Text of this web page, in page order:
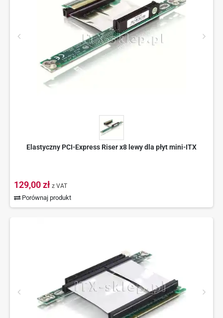
Elastyczny PCI-Express Riser x8 lewy dla płyt mini-ITX
129,00 zł z VAT
Porównaj produkt